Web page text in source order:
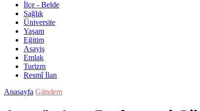
İlçe - Belde
Sağlık
Üniversite
Yaşam
Eğitim
Asayiş
Emlak
Turizm
Resmî İlan
Anasayfa Gündem